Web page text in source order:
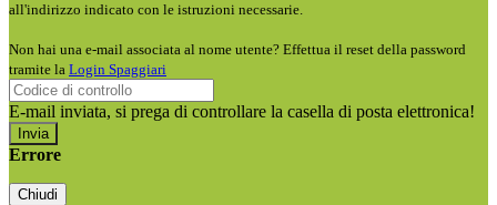
all'indirizzo indicato con le istruzioni necessarie.
Non hai una e-mail associata al nome utente? Effettua il reset della password
tramite la Login Spaggiari
E-mail inviata, si prega di controllare la casella di posta elettronica!
Errore
Chiudi